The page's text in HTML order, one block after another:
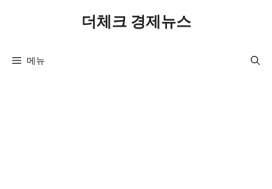
더체크 경제뉴스
메뉴